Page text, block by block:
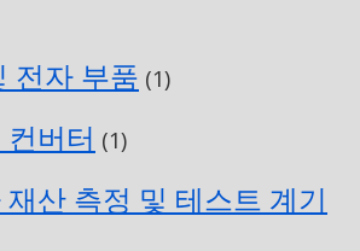
전자 부품 (1)
버터 (1)
산 측정 및 테스트 계기